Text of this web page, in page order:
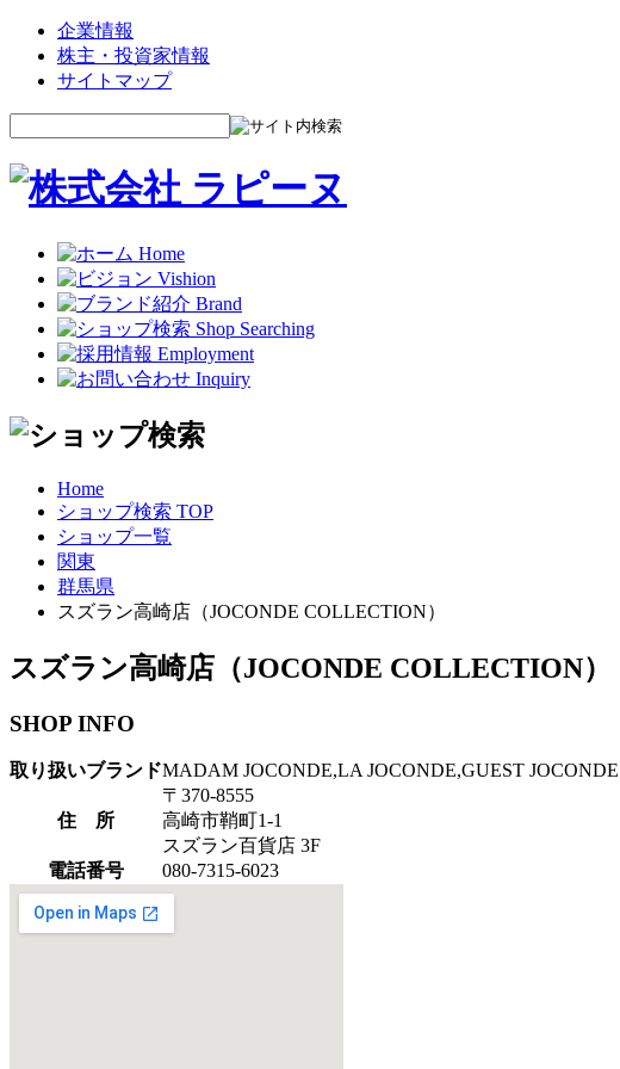
企業情報
株主・投資家情報
サイトマップ
Home
ショップ検索 TOP
ショップ一覧
関東
群馬県
スズラン高崎店（JOCONDE COLLECTION）
スズラン高崎店（JOCONDE COLLECTION）
SHOP INFO
取り扱いブランドMADAM JOCONDE,LA JOCONDE,GUEST JOCONDE
住 所
〒370-8555
高崎市鞘町1-1
スズラン百貨店 3F
電話番号
080-7315-6023